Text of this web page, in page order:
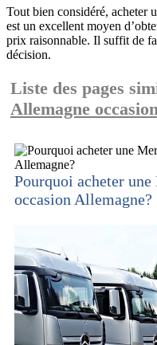
Tout bien considéré, acheter
est un excellent moyen
prix raisonnable. Il suffit de
décision.
Liste des pages
Allemagne
Pourquoi acheter
occasion Allemagne?